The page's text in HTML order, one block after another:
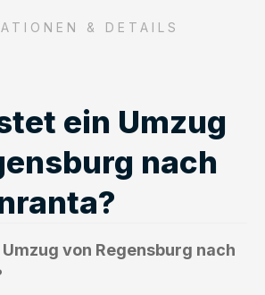
& DETAILS
ein Umzug
nach
von Regensburg nach